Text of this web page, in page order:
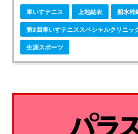
車いすテニス 上地結衣 船水梓
第3回車いすテニススペシャルクリニッ
生涯スポーツ